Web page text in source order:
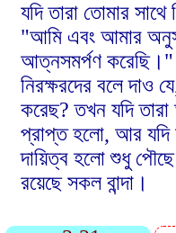
যদি তারা তোমার
"আমি এবং আমার
আত্নসমর্পণ
নিরক্ষরদের বলে দাও
করেছ? তখন যদি
প্রাপ্ত হলো, আর যদি
দায়িত্ব হলো শুধু
রয়েছে সকল বান্দা।